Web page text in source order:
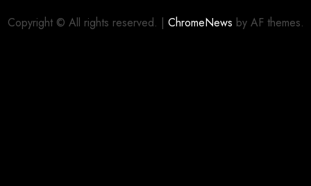
Copyright © All rights reserved. | ChromeNews by AF themes.